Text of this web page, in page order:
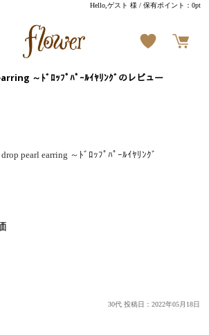
Hello,ゲスト 様 / 保有ポイント：0pt
～ﾄﾞﾛｯﾌﾟﾊﾟｰﾙｲﾔﾘﾝｸﾞのレビュー
drop pearl earring ～ﾄﾞﾛｯﾌﾟﾊﾟｰﾙｲﾔﾘﾝｸﾞ
30代 投稿日：2022年05月18日